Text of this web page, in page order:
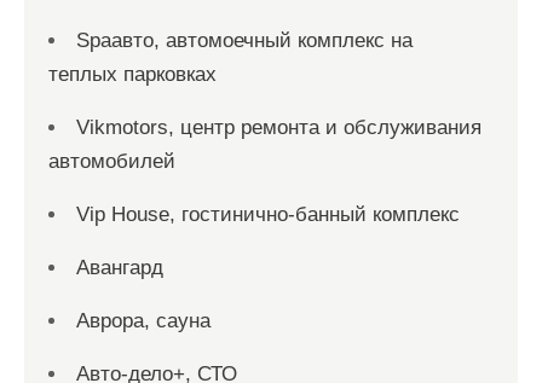
Spaавто, автомоечный комплекс на
теплых парковках
Vikmotors, центр ремонта и обслуживания
автомобилей
Vip House, гостинично-банный комплекс
Авангард
Аврора, сауна
Авто-дело+, СТО